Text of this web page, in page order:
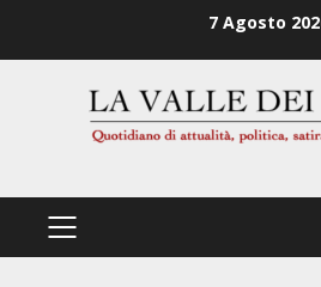
7 Agosto
PRIMÄRES